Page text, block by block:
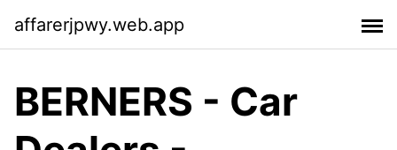
affarerjpwy.web.app
BERNERS - Car